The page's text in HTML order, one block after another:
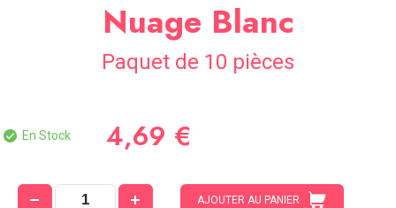
Nuage Blanc
Paquet de 10 pièces
En Stock 4,69 €
AJOUTER AU PANIER